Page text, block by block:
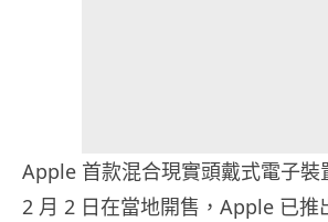
Apple 首款混合現實頭戴式電子裝
2 月 2 日在當地開售，Apple 已推